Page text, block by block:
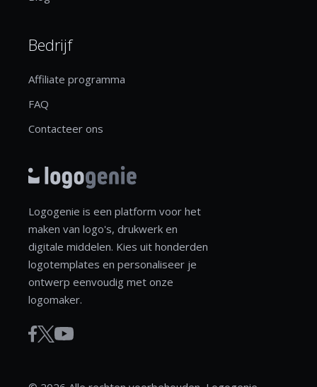
Bedrijf
Affiliate programma
FAQ
Contacteer ons
Logogenie is een platform voor het
maken van logo's, drukwerk en
digitale middelen. Kies uit honderden
logotemplates en personaliseer je
ontwerp eenvoudig met onze
logomaker.